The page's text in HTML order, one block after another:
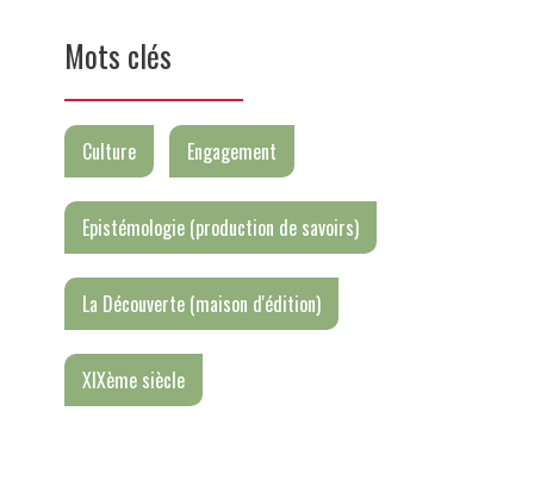
Mots clés
Culture Engagement
Epistémologie (production de savoirs)
La Découverte (maison d'édition)
XIXème siècle